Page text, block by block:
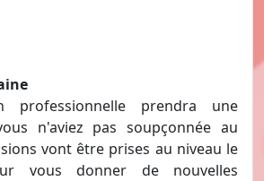
professionnelle prendra une
n'aviez pas soupçonnée au
vont être prises au niveau le
vous donner de nouvelles